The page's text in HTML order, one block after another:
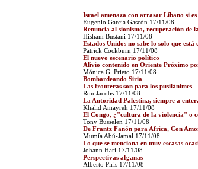
Israel amenaza con arrasar Líbano si
Eugenio Garcia Gascón 17/11/08
Renuncia al sionismo, recuperación de
Hisham Bustani 17/11/08
Estados Unidos no sabe lo solo que
Patrick Cockburn 17/11/08
El nuevo escenario político
Alivio contenido en Oriente Próximo
Mónica G. Prieto 17/11/08
Bombardeando Siria
Las fronteras son para los pusilánimes
Ron Jacobs 17/11/08
La Autoridad Palestina, siempre a
Khalid Amayreh 17/11/08
El Congo, ¿"cultura de la violencia" o
Tony Busselen 17/11/08
De Frantz Fanón para Africa, Con
Mumía Abú-Jamal 17/11/08
Lo que se menciona en muy escasas
Johann Hari 17/11/08
Perspectivas afganas
Alberto Piris 17/11/08